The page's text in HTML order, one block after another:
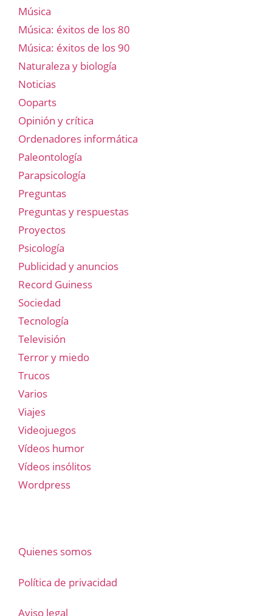
Música
Música: éxitos de los 80
Música: éxitos de los 90
Naturaleza y biología
Noticias
Ooparts
Opinión y crítica
Ordenadores informática
Paleontología
Parapsicología
Preguntas
Preguntas y respuestas
Proyectos
Psicología
Publicidad y anuncios
Record Guiness
Sociedad
Tecnología
Televisión
Terror y miedo
Trucos
Varios
Viajes
Videojuegos
Vídeos humor
Vídeos insólitos
Wordpress
Quienes somos
Política de privacidad
Aviso legal